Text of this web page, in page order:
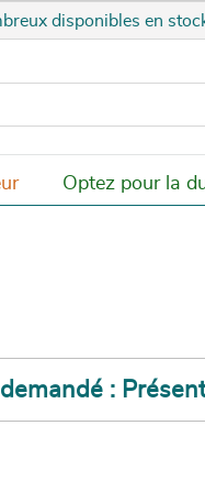
disponibles en
Optez pour la
: